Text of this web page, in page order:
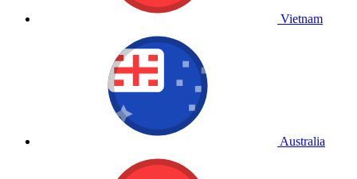
Vietnam
Australia